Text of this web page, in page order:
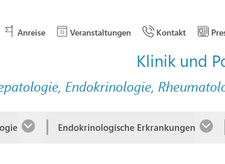
Anreise Veranstaltungen Kontakt
Klinik und
Endokrinologie,
Endokrinologische Erkrankungen